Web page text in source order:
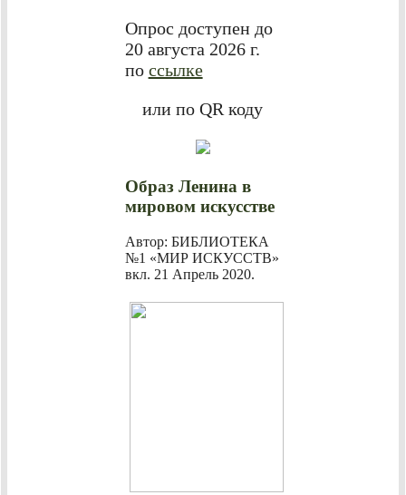
Опрос доступен до
20 августа 2026 г.
по ссылке
или по QR коду
Образ Ленина в
мировом искусстве
Автор: БИБЛИОТЕКА
№1 «МИР ИСКУССТВ»
вкл. 21 Апрель 2020.